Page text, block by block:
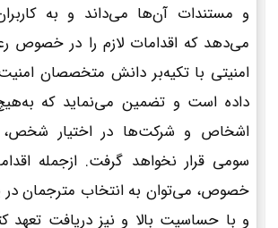
و مستندات آن‌ها می‌داند و به
می‌دهد که اقدامات لازم را در خصوص
امنیتی با تکیه‌بر دانش متخصصان
داده است و تضمین می‌نماید که
اشخاص و شرکت‌ها در اختیار شخص،
سومی قرار نخواهد گرفت. ازجمله
خصوص، می‌توان به انتخاب مترجمان
و با حساسیت بالا و نیز دریافت تعهد